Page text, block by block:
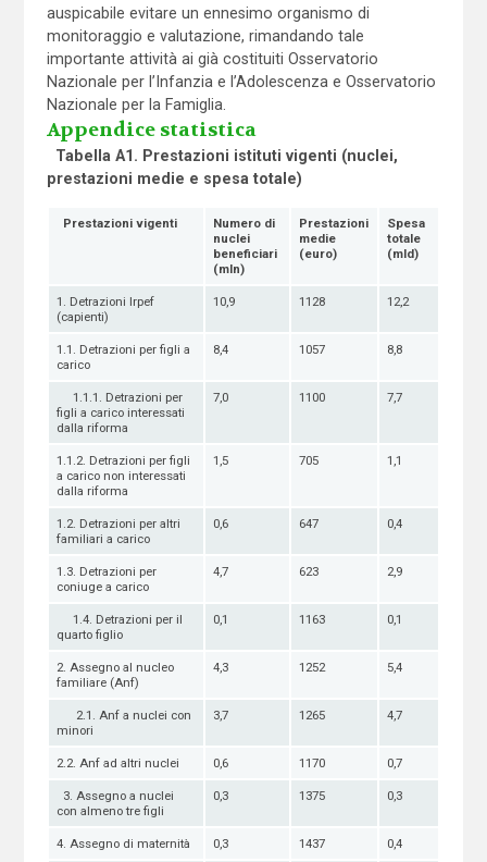
auspicabile evitare un ennesimo organismo di
monitoraggio e valutazione, rimandando tale
importante attività ai già costituiti Osservatorio
Nazionale per l’Infanzia e l’Adolescenza e Osservatorio
Nazionale per la Famiglia.
Appendice statistica
Tabella A1. Prestazioni istituti vigenti (nuclei,
prestazioni medie e spesa totale)
Prestazioni vigenti Numero di
nuclei
beneficiari
(mln)
Prestazioni
medie
(euro)
Spesa
totale
(mld)
1. Detrazioni Irpef
(capienti)
10,9 1128 12,2
1.1. Detrazioni per figli a
carico
8,4 1057 8,8
1.1.1. Detrazioni per
figli a carico interessati
dalla riforma
7,0 1100 7,7
1.1.2. Detrazioni per figli
a carico non interessati
dalla riforma
1,5 705 1,1
1.2. Detrazioni per altri
familiari a carico
0,6 647 0,4
1.3. Detrazioni per
coniuge a carico
4,7 623 2,9
1.4. Detrazioni per il
quarto figlio
0,1 1163 0,1
2. Assegno al nucleo
familiare (Anf)
4,3 1252 5,4
2.1. Anf a nuclei con
minori
3,7 1265 4,7
2.2. Anf ad altri nuclei 0,6 1170 0,7
3. Assegno a nuclei
con almeno tre figli
0,3 1375 0,3
4. Assegno di maternità 0,3 1437 0,4